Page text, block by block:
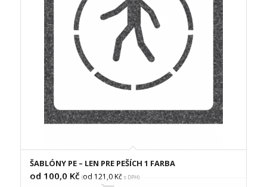
ŠABLÓNY PE – LEN PRE PEŠÍCH 1 FARBA
od 100,0 Kč (od 121,0Kčs DPH)